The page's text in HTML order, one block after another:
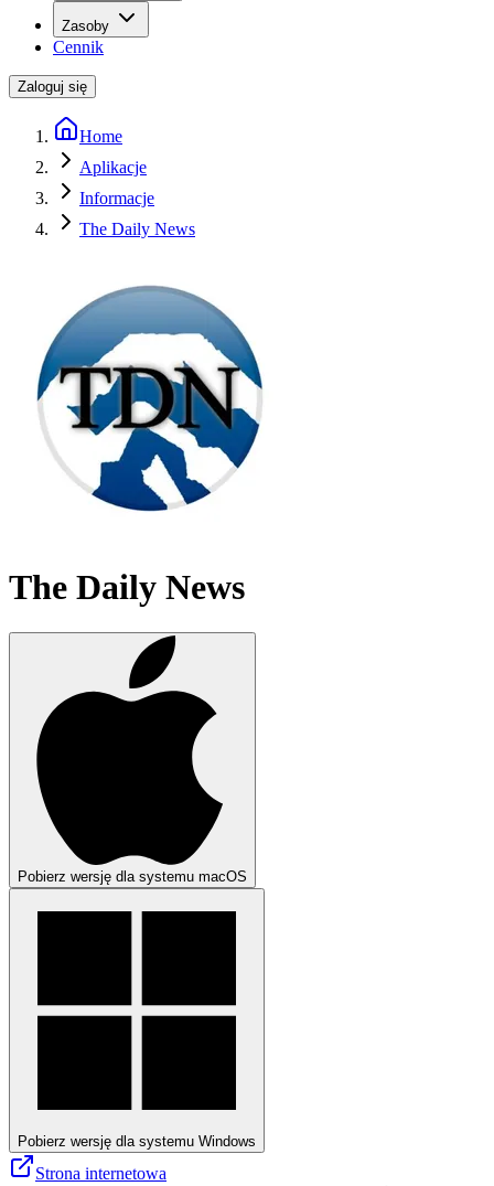
Zasoby
Cennik
Zaloguj się
Home
Aplikacje
Informacje
The Daily News
The Daily News
Pobierz wersję dla systemu macOS
Pobierz wersję dla systemu Windows
Strona internetowa